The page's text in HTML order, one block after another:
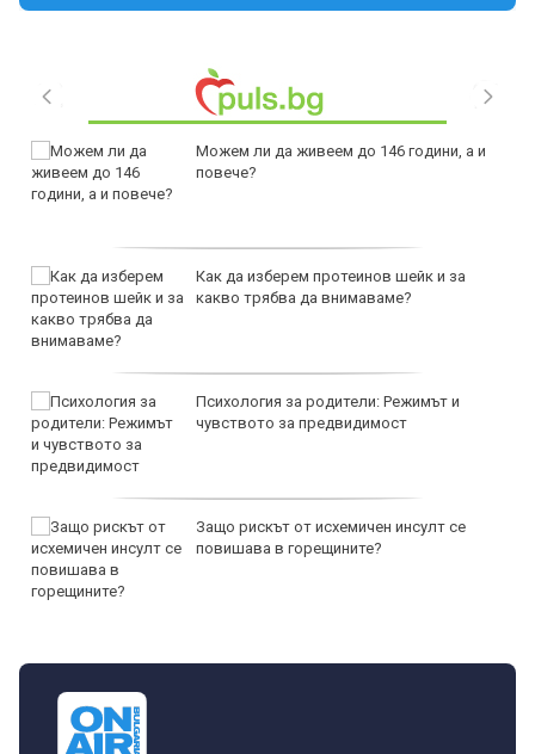
Можем ли да живеем до 146 години, а и
повече?
Как да изберем протеинов шейк и за
какво трябва да внимаваме?
Психология за родители: Режимът и
чувството за предвидимост
Защо рискът от исхемичен инсулт се
повишава в горещините?